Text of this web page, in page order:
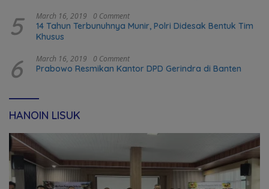
5 March 16, 2019 0 Comment
14 Tahun Terbunuhnya Munir, Polri Didesak Bentuk Tim
Khusus
6 March 16, 2019 0 Comment
Prabowo Resmikan Kantor DPD Gerindra di Banten
HANOIN LISUK